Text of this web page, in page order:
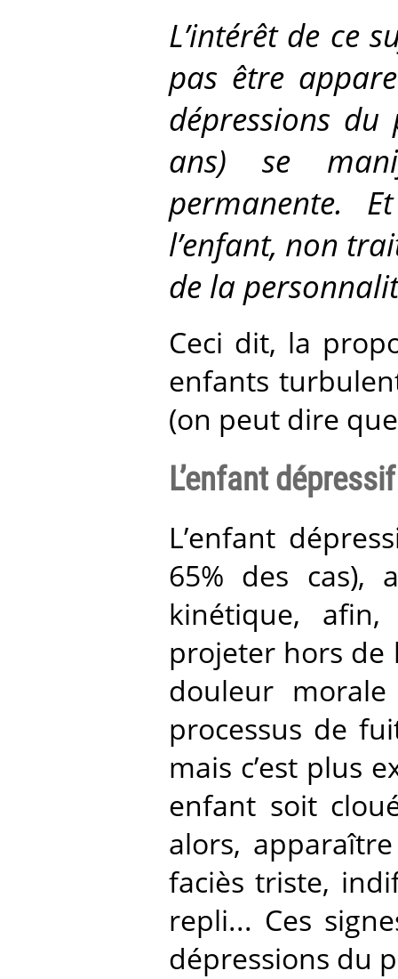
L’intérêt de ce
pas être
dépressions
ans) se
permanente.
l’enfant, non
de la
Ceci dit, la
enfants
(on peut dire que
L’enfant dépressif
L’enfant
65% des cas),
kinétique,
projeter hors de
douleur
processus de
mais c’est plus
enfant soit
alors,
faciès triste,
repli... Ces
dépressions du